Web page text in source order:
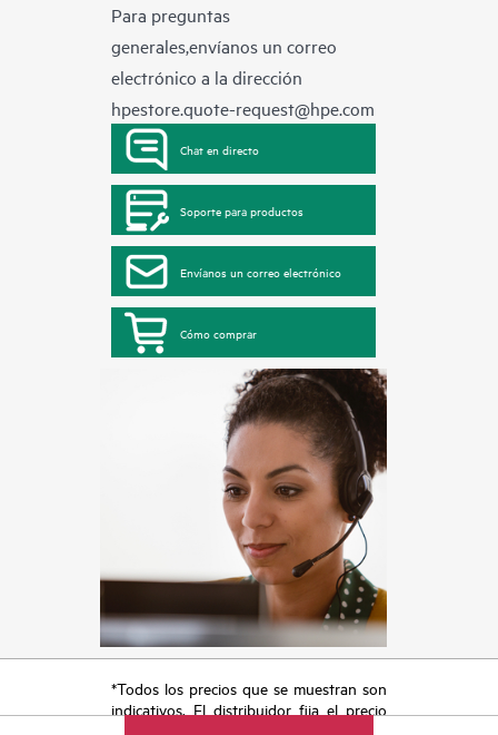
Para preguntas
generales,envíanos un correo
electrónico a la dirección
hpestore.quote-request@hpe.com
Chat en directo
Soporte para productos
Envíanos un correo electrónico
Cómo comprar
*Todos los precios que se muestran son
indicativos. El distribuidor fija el precio